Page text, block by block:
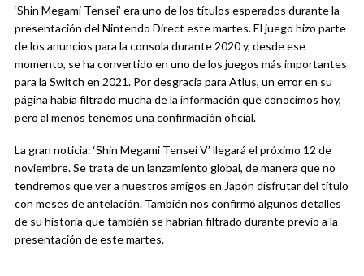
‘Shin Megami Tensei’ era uno de los títulos esperados durante la
presentación del Nintendo Direct este martes. El juego hizo parte
de los anuncios para la consola durante 2020 y, desde ese
momento, se ha convertido en uno de los juegos más importantes
para la Switch en 2021. Por desgracia para Atlus, un error en su
página había filtrado mucha de la información que conocimos hoy,
pero al menos tenemos una confirmación oficial.
La gran noticia: ‘Shin Megami Tensei V’ llegará el próximo 12 de
noviembre. Se trata de un lanzamiento global, de manera que no
tendremos que ver a nuestros amigos en Japón disfrutar del título
con meses de antelación. También nos confirmó algunos detalles
de su historia que también se habrían filtrado durante previo a la
presentación de este martes.